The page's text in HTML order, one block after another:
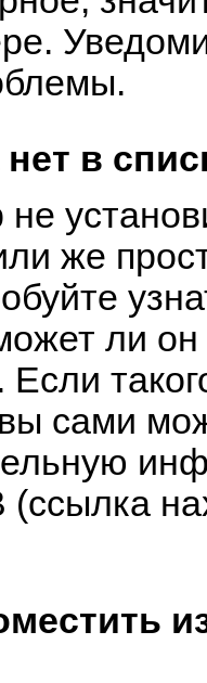
в
же
ли
Если
сами
(ссылка